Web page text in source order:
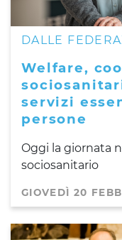
DALLE
Welfare,
servizi
persone
Oggi la giornata
sociosanitario
GIOVEDÌ 20